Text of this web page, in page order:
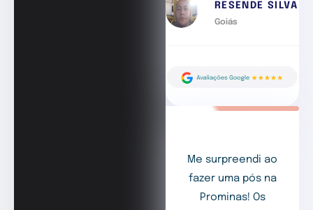
RESENDE SILVA
Goiás
Me surpreendi ao
fazer uma pós na
Prominas! Os